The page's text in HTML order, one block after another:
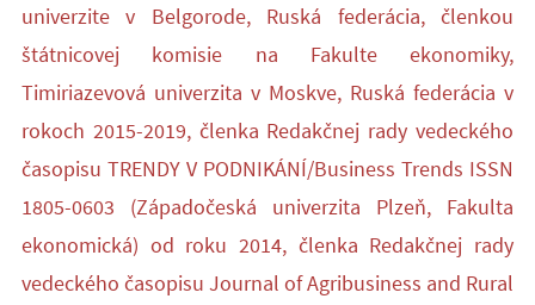
univerzite v Belgorode, Ruská federácia, členkou
štátnicovej komisie na Fakulte ekonomiky,
Timiriazevová univerzita v Moskve, Ruská federácia v
rokoch 2015-2019, členka Redakčnej rady vedeckého
časopisu TRENDY V PODNIKÁNÍ/Business Trends ISSN
1805-0603 (Západočeská univerzita Plzeň, Fakulta
ekonomická) od roku 2014, členka Redakčnej rady
vedeckého časopisu Journal of Agribusiness and Rural